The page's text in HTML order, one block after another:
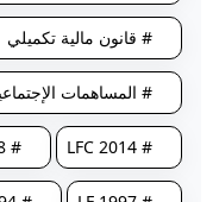
# قانون مالية تكميلي 2021
# المساهمات
# LFC 2014
# LF 1998